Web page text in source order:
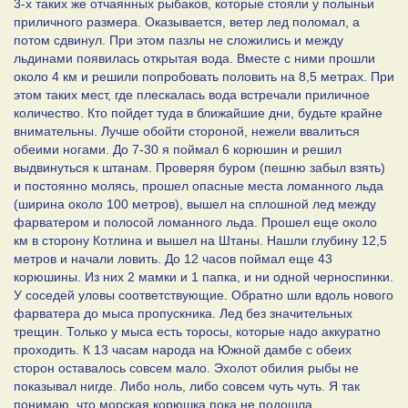
3-х таких же отчаянных рыбаков, которые стояли у полыньи
приличного размера. Оказывается, ветер лед поломал, а
потом сдвинул. При этом пазлы не сложились и между
льдинами появилась открытая вода. Вместе с ними прошли
около 4 км и решили попробовать половить на 8,5 метрах. При
этом таких мест, где плескалась вода встречали приличное
количество. Кто пойдет туда в ближайшие дни, будьте крайне
внимательны. Лучше обойти стороной, нежели ввалиться
обеими ногами. До 7-30 я поймал 6 корюшин и решил
выдвинуться к штанам. Проверяя буром (пешню забыл взять)
и постоянно молясь, прошел опасные места ломанного льда
(ширина около 100 метров), вышел на сплошной лед между
фарватером и полосой ломанного льда. Прошел еще около
км в сторону Котлина и вышел на Штаны. Нашли глубину 12,5
метров и начали ловить. До 12 часов поймал еще 43
корюшины. Из них 2 мамки и 1 папка, и ни одной черноспинки.
У соседей уловы соответствующие. Обратно шли вдоль нового
фарватера до мыса пропускника. Лед без значительных
трещин. Только у мыса есть торосы, которые надо аккуратно
проходить. К 13 часам народа на Южной дамбе с обеих
сторон оставалось совсем мало. Эхолот обилия рыбы не
показывал нигде. Либо ноль, либо совсем чуть чуть. Я так
понимаю, что морская корюшка пока не подошла.